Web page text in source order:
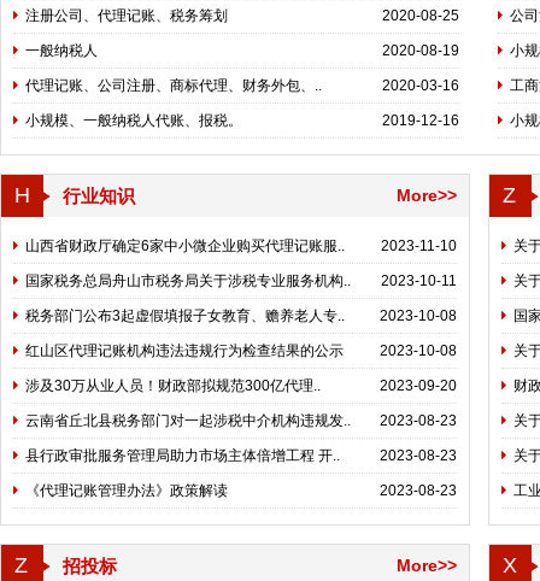
注册公司、代理记账、税务筹划 2020-08-25 公
一般纳税人 2020-08-19 小
代理记账、公司注册、商标代理、财务外包、.. 2020-03-16 工
小规模、一般纳税人代账、报税。 2019-12-16 小
H 行业知识 More>>
山西省财政厅确定6家中小微企业购买代理记账服.. 2023-11-10
国家税务总局舟山市税务局关于涉税专业服务机构.. 2023-10-11
税务部门公布3起虚假填报子女教育、赡养老人专.. 2023-10-08
红山区代理记账机构违法违规行为检查结果的公示 2023-10-08
涉及30万从业人员！财政部拟规范300亿代理.. 2023-09-20
云南省丘北县税务部门对一起涉税中介机构违规发.. 2023-08-23
县行政审批服务管理局助力市场主体倍增工程 开.. 2023-08-23
《代理记账管理办法》政策解读 2023-08-23
Z
关
关
国
关
财
关
关
工
Z 招投标 More>> X